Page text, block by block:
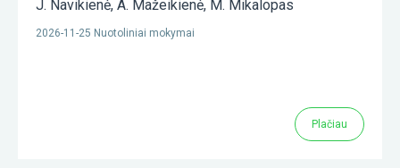
J. Navikienė, A. Mažeikienė, M. Mikalopas
2026-11-25 Nuotoliniai mokymai
Plačiau